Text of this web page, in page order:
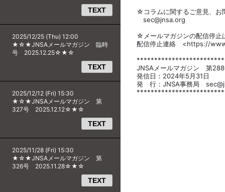
TEXT
2025/12/25 (Thu) 12:00
★☆★JNSAメールマガジン 臨時
号 2025.12.25☆★☆
TEXT
2025/12/12 (Fri) 15:30
★☆★JNSAメールマガジン 第
327号 2025.12.12☆★☆
TEXT
2025/11/28 (Fri) 15:30
★☆★JNSAメールマガジン 第
326号 2025.11.28☆★☆
TEXT
☆コラムに関するご意見、お
sec@jnsa.org
☆メールマガジンの配信停止
配信停止連絡 <https://
JNSAメールマガジン 第
発信日：2024年5月31日
発 行：JNSA事務局